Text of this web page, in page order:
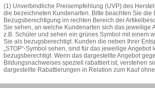
(1) Unverbindliche Preisempfehlung (UVP) des
die bezeichneten Kundenarten. Bitte beachten Sie die
Bezugsberechtigung im rechten Bereich der
Sie sehen, an welche Kundenarten sich das jeweilige
z.B. Schüler und sehen ein grünes Symbol mit einem
Sie als bezugsberechtigt. Kunden die neben Ihrer
„STOP“-Symbol sehen, sind für das jeweilige Angebot
bezugsberechtigt. Wenn das dargestellte Angebot
Bildungsnachweises speziell rabattiert ist, verstehen
dargestellte Rabattierungen in Relation zum Kauf